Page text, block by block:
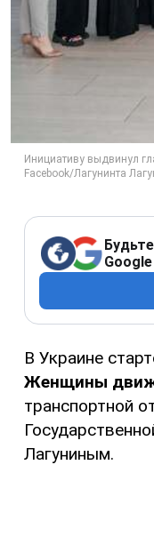
Google
В Украине
Женщины
транспортной
Лагуниным.